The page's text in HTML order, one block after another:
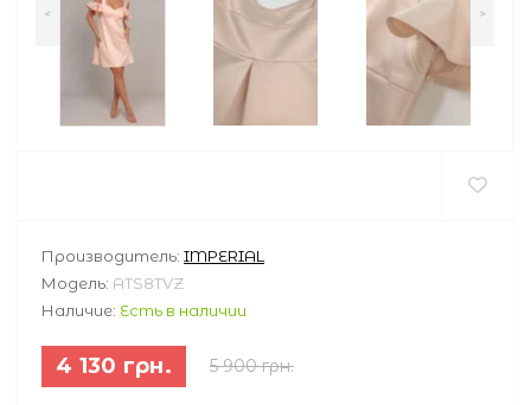
< >
Производитель: IMPERIAL
Модель: ATS8TVZ
Наличие: Есть в наличии
4 130 грн. 5 900 грн.